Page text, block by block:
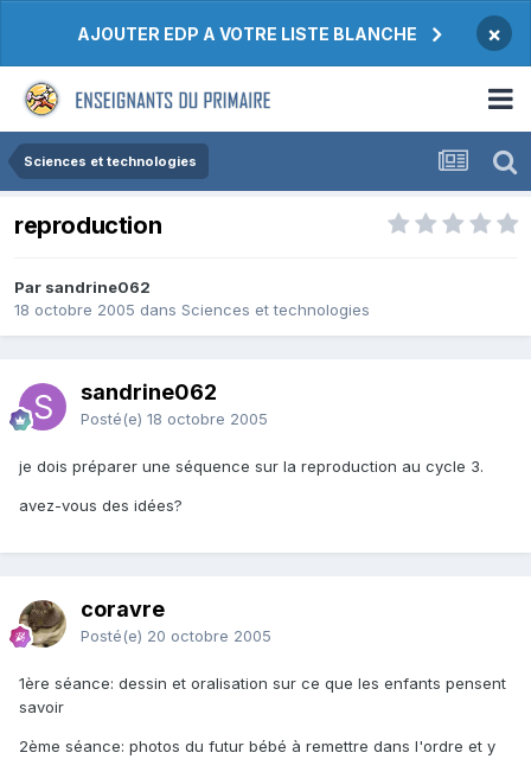
AJOUTER EDP A VOTRE LISTE BLANCHE ×
Sciences et technologies
reproduction
Par sandrine062
18 octobre 2005 dans Sciences et technologies
sandrine062
Posté(e) 18 octobre 2005
je dois préparer une séquence sur la reproduction au cycle 3.
avez-vous des idées?
coravre
Posté(e) 20 octobre 2005
1ère séance: dessin et oralisation sur ce que les enfants pensent
savoir
2ème séance: photos du futur bébé à remettre dans l'ordre et y